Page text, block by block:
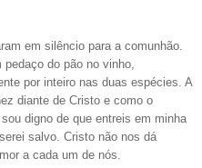
em silêncio para a comunhão.
pedaço do pão no vinho,
por inteiro nas duas espécies. A
diante de Cristo e como o
digno de que entreis em minha
salvo. Cristo não nos dá
a cada um de nós.